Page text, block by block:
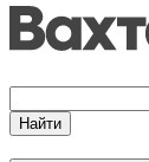
Найти